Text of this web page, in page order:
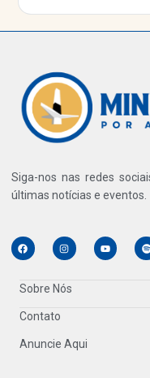
Siga-nos nas redes
últimas notícias e eventos.
Sobre Nós
Contato
Anuncie Aqui